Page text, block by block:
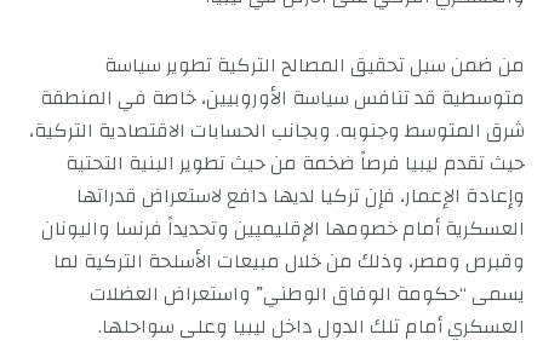
من ضمن سبل تحقيق المصالح التركية تطوير سياسة
متوسطية قد تنافس سياسة الأوروبيين، خاصة في المنطقة
شرق المتوسط وجنوبه. وبجانب الحسابات الاقتصادية التركية،
حيث تقدم ليبيا فرصاً ضخمة من حيث تطوير البنية التحتية
وإعادة الإعمار، فإن تركيا لديها دافع لاستعراض قدراتها
العسكرية أمام خصومها الإقليميين وتحديداً فرنسا واليونان
وقبرص ومصر، وذلك من خلال مبيعات الأسلحة التركية لما
يسمى “حكومة الوفاق الوطني” واستعراض العضلات
العسكري أمام تلك الدول داخل ليبيا وعلى سواحلها.